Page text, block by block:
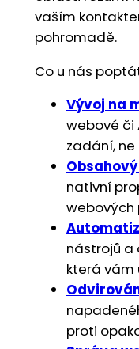
vaším
pohromadě.
Co u nás
Vývoj na
webové či
zadání,
nativní
webových
nástrojů a
která vám
proti